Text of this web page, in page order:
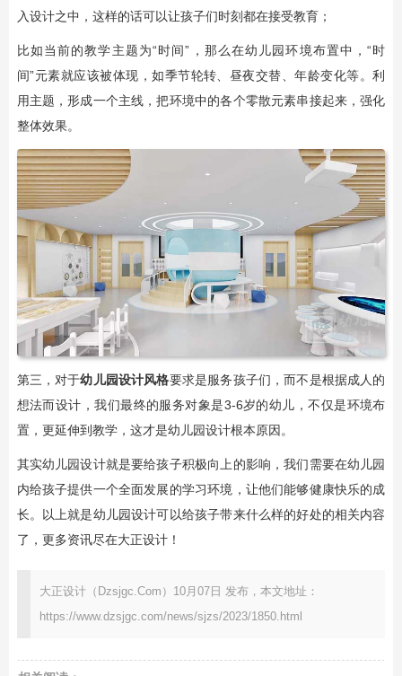
入设计之中，这样的话可以让孩子们时刻都在接受教育；
比如当前的教学主题为“时间”，那么在幼儿园环境布置中，“时
间”元素就应该被体现，如季节轮转、昼夜交替、年龄变化等。利
用主题，形成一个主线，把环境中的各个零散元素串接起来，强化
整体效果。
第三，对于幼儿园设计风格要求是服务孩子们，而不是根据成人的
想法而设计，我们最终的服务对象是3-6岁的幼儿，不仅是环境布
置，更延伸到教学，这才是幼儿园设计根本原因。
其实幼儿园设计就是要给孩子积极向上的影响，我们需要在幼儿园
内给孩子提供一个全面发展的学习环境，让他们能够健康快乐的成
长。以上就是幼儿园设计可以给孩子带来什么样的好处的相关内容
了，更多资讯尽在大正设计！
大正设计（Dzsjgc.Com）10月07日 发布，本文地址：
https://www.dzsjgc.com/news/sjzs/2023/1850.html